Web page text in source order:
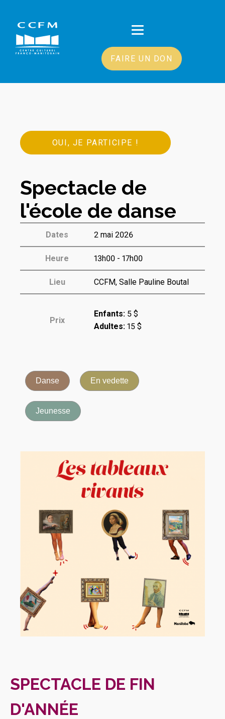
FAIRE UN DON
OUI, JE PARTICIPE !
Spectacle de
l'école de danse
Dates 2 mai 2026
Heure 13h00 - 17h00
Lieu CCFM, Salle Pauline Boutal
Prix
Enfants: 5 $
Adultes: 15 $
Danse En vedette
Jeunesse
SPECTACLE DE FIN
D'ANNÉE